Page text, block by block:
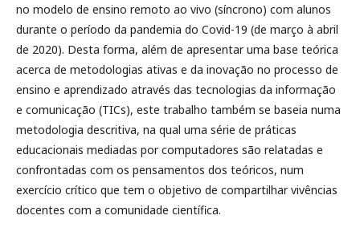
no modelo de ensino remoto ao vivo (síncrono) com alunos
durante o período da pandemia do Covid-19 (de março à abril
de 2020). Desta forma, além de apresentar uma base teórica
acerca de metodologias ativas e da inovação no processo de
ensino e aprendizado através das tecnologias da informação
e comunicação (TICs), este trabalho também se baseia numa
metodologia descritiva, na qual uma série de práticas
educacionais mediadas por computadores são relatadas e
confrontadas com os pensamentos dos teóricos, num
exercício crítico que tem o objetivo de compartilhar vivências
docentes com a comunidade científica.